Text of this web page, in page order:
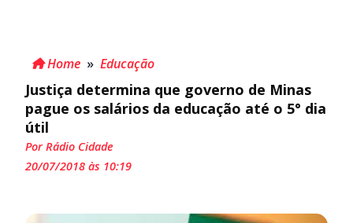
Home » Educação
Justiça determina que governo de Minas
pague os salários da educação até o 5° dia
útil
Por Rádio Cidade
20/07/2018 às 10:19